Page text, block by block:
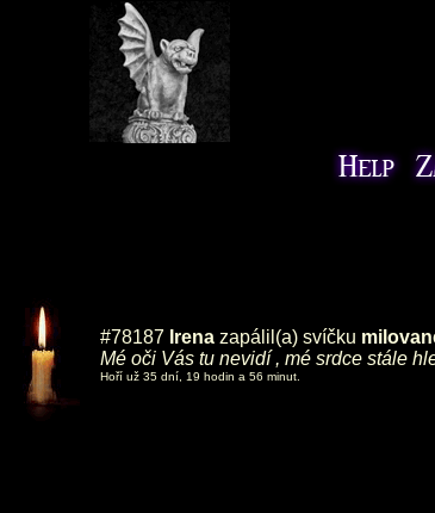
#78187 Irena zapálil(a) svíčku
Mé oči Vás tu nevidí , mé srdce stále
Hoří už 35 dní, 19 hodin a 56 minut.